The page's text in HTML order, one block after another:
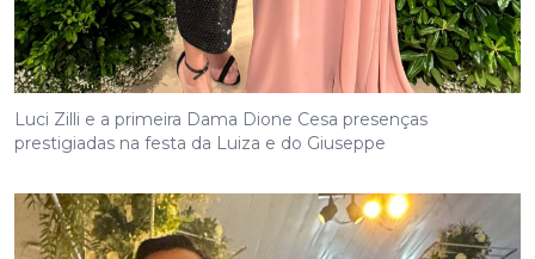
Luci Zilli e a primeira Dama Dione Cesa presenças
prestigiadas na festa da Luiza e do Giuseppe